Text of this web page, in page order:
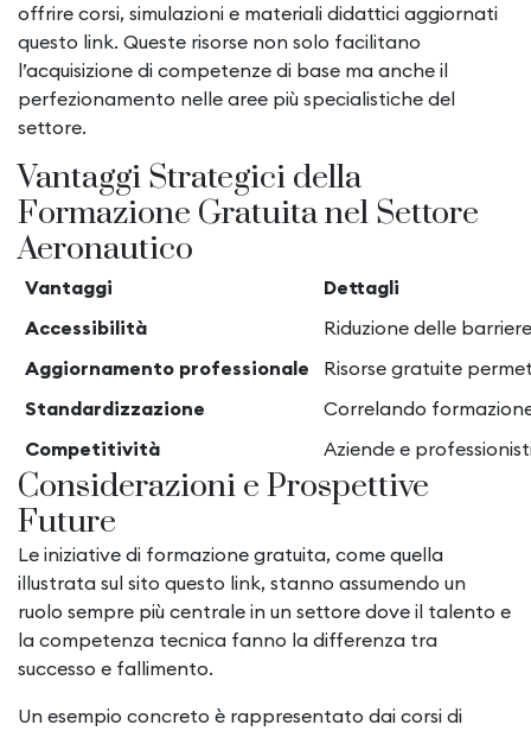
offrire corsi, simulazioni e materiali didattici aggiornati
questo link. Queste risorse non solo facilitano
l’acquisizione di competenze di base ma anche il
perfezionamento nelle aree più specialistiche del
settore.
Vantaggi Strategici della
Formazione Gratuita nel Settore
Aeronautico
Vantaggi
Dettagli
Accessibilità
Riduzione delle
Aggiornamento professionale
Risorse gratuite
Standardizzazione
Correlando
Competitività
Aziende e
Considerazioni e Prospettive
Future
Le iniziative di formazione gratuita, come quella
illustrata sul sito questo link, stanno assumendo un
ruolo sempre più centrale in un settore dove il talento e
la competenza tecnica fanno la differenza tra
successo e fallimento.
Un esempio concreto è rappresentato dai corsi di